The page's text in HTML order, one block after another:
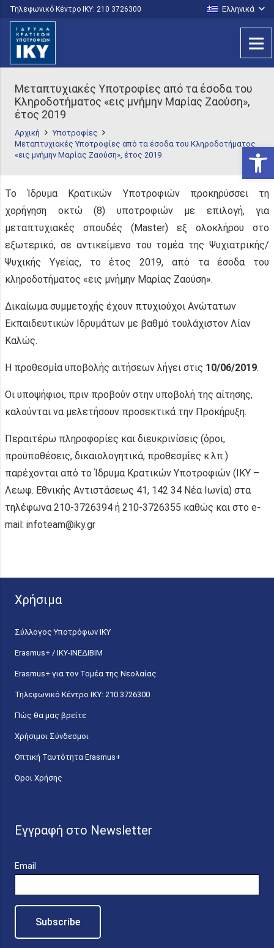
Τηλεφωνικό Κέντρο IKY: 210 3726300 Ελληνικά
Μεταπτυχιακές Υποτροφίες από τα έσοδα του
Κληροδοτήματος «εις μνήμην Μαρίας Ζαούση»,
έτος 2019
Αρχική
Υποτροφίες
Μεταπτυχιακές Υποτροφίες από τα έσοδα του Κληροδοτήματος
«εις μνήμην Μαρίας Ζαούση», έτος 2019
Το Ίδρυμα Κρατικών Υποτροφιών προκηρύσσει τη
χορήγηση οκτώ (8) υποτροφιών με επιλογή, για
μεταπτυχιακές σπουδές (Master) εξ ολοκλήρου στο
εξωτερικό, σε αντικείμενο του τομέα της Ψυχιατρικής/
Ψυχικής Υγείας, το έτος 2019, από τα έσοδα του
κληροδοτήματος «εις μνήμην Μαρίας Ζαούση».
Δικαίωμα συμμετοχής έχουν πτυχιούχοι Ανώτατων
Εκπαιδευτικών Ιδρυμάτων με βαθμό τουλάχιστον Λίαν
Καλώς.
H προθεσμία υποβολής αιτήσεων λήγει στις 10/06/2019.
Οι υποψήφιοι, πριν προβούν στην υποβολή της αίτησης,
καλούνται να μελετήσουν προσεκτικά την Προκήρυξη.
Περαιτέρω πληροφορίες και διευκρινίσεις (όροι,
προϋποθέσεις, δικαιολογητικά, προθεσμίες κ.λπ.)
παρέχονται από το Ίδρυμα Κρατικών Υποτροφιών (ΙΚΥ –
Λεωφ. Εθνικής Αντιστάσεως 41, 142 34 Νέα Ιωνία) στα
τηλέφωνα 210-3726394 ή 210-3726355 καθώς και στο e-
mail: infoteam@iky.gr
Χρήσιμα
Σύλλογος Υποτρόφων ΙΚΥ
Erasmus+ / ΙΚΥ-ΙΝΕΔΙΒΙΜ
Erasmus+ για τον Τομέα της Νεολαίας
Τηλεφωνικό Κέντρο IKY: 210 3726300
Πώς θα μας βρείτε
Χρήσιμοι Σύνδεσμοι
Οπτική Ταυτότητα Erasmus+
Όροι Χρήσης
Εγγραφή στο Newsletter
Email